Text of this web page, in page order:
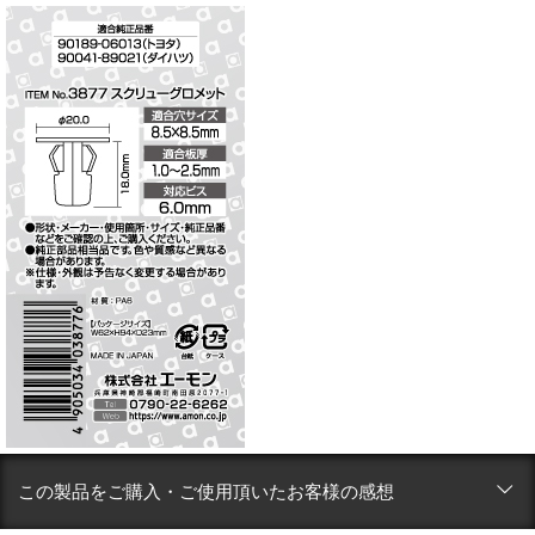
この製品をご購入・ご使用頂いたお客様の感想